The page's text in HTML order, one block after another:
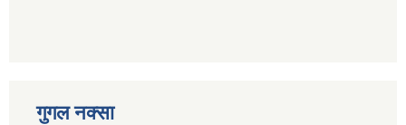
गुगल नक्सा